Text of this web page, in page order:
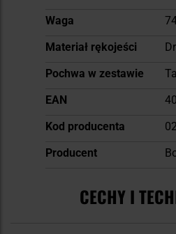
Waga
Materiał rękojeści
Pochwa w zestawie
EAN
Kod producenta
Producent
CECHY I